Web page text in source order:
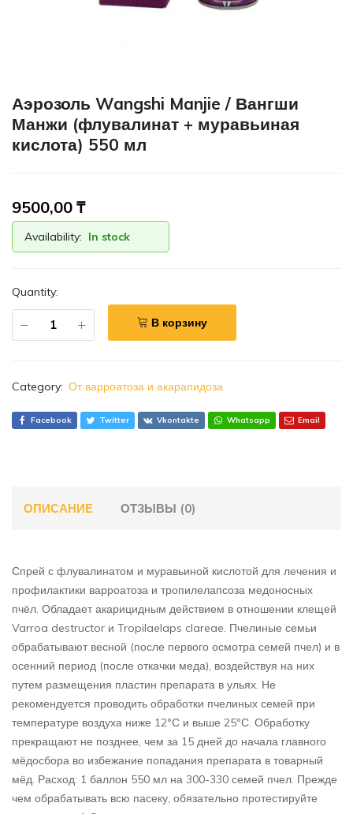
Аэрозоль Wangshi Manjie / Вангши
Манжи (флувалинат + муравьиная
кислота) 550 мл
9500,00 ₸
Availability: In stock
Quantity:
В корзину
Category: От варроатоза и акарапидоза
Facebook Twitter Vkontakte Whatsapp Email
ОПИСАНИЕ ОТЗЫВЫ (0)
Спрей с флувалинатом и муравьиной кислотой для лечения и
профилактики варроатоза и тропилелапсоза медоносных
пчёл. Обладает акарицидным действием в отношении клещей
Varroa destructor и Tropilaelaps clareae. Пчелиные семьи
обрабатывают весной (после первого осмотра семей пчел) и в
осенний период (после откачки меда), воздействуя на них
путем размещения пластин препарата в ульях. Не
рекомендуется проводить обработки пчелиных семей при
температуре воздуха ниже 12ºС и выше 25ºС. Обработку
прекращают не позднее, чем за 15 дней до начала главного
мёдосбора во избежание попадания препарата в товарный
мёд. Расход: 1 баллон 550 мл на 300-330 семей пчел. Прежде
чем обрабатывать всю пасеку, обязательно протестируйте